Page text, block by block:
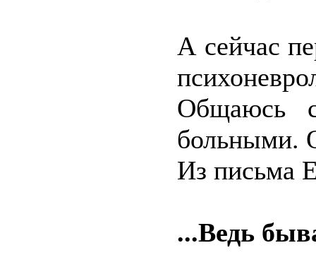
А сейчас
Общаюсь
больными.
Из письма
...Ведь